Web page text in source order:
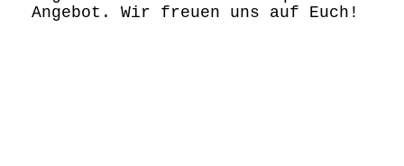
Angebot. Wir freuen uns auf Euch!